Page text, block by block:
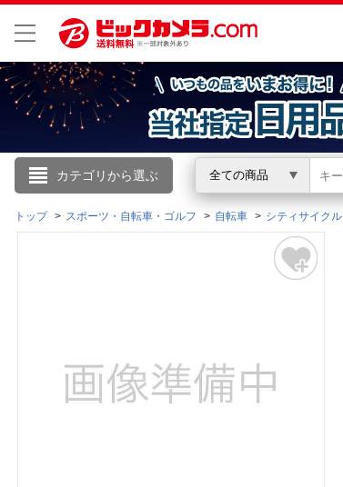
カテゴリから選ぶ 全ての商品
こんにちは
ログイン
閲覧履歴
トップ スポーツ・自転車・ゴルフ 自転車 シティサイクル